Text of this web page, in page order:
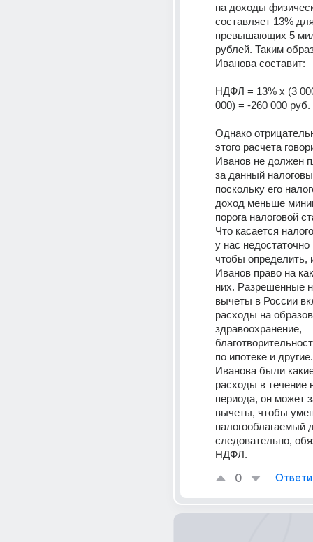
на доходы
составляет 13%
превышающих 5
рублей. Таким
Иванова составит:
НДФЛ = 13% x (3
000) = -260 000 руб.
Однако
этого расчета
Иванов не должен
за данный
поскольку его
доход меньше
порога налоговой
Что касается
у нас
чтобы определить,
Иванов право на
них. Разрешенные
вычеты в России
расходы на
здравоохранение,
по ипотеке и
Иванова были
расходы в течение
периода, он может
вычеты, чтобы
налогооблагаемый
следовательно,
НДФЛ.
0